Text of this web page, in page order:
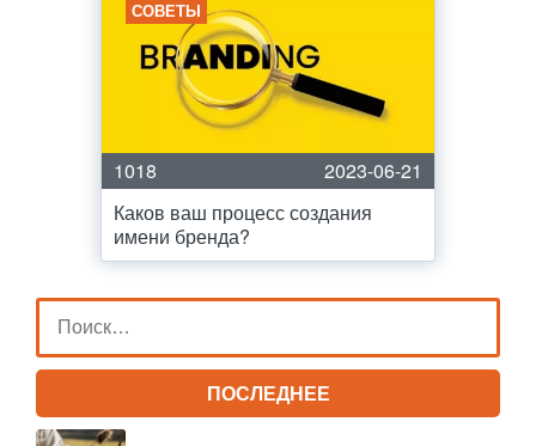
СОВЕТЫ
1018
2023-06-21
Каков ваш процесс создания
имени бренда?
ПОСЛЕДНЕЕ